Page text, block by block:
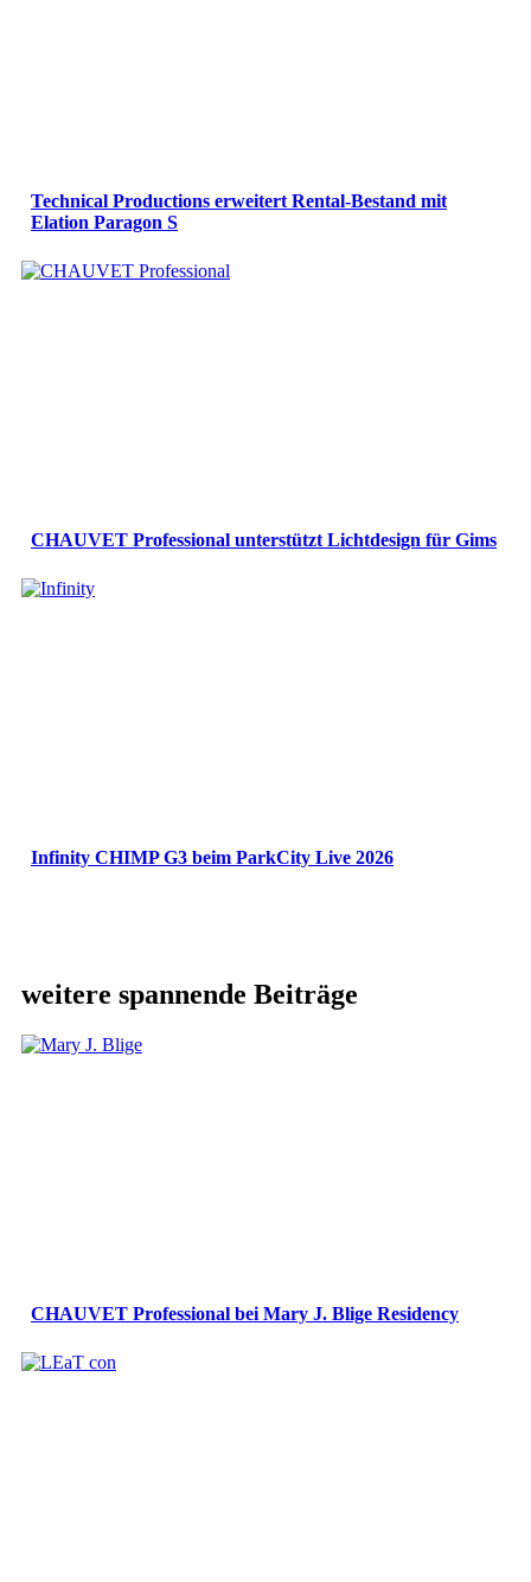
Technical Productions erweitert Rental-Bestand mit
Elation Paragon S
CHAUVET Professional unterstützt Lichtdesign für Gims
Infinity CHIMP G3 beim ParkCity Live 2026
weitere spannende Beiträge
CHAUVET Professional bei Mary J. Blige Residency